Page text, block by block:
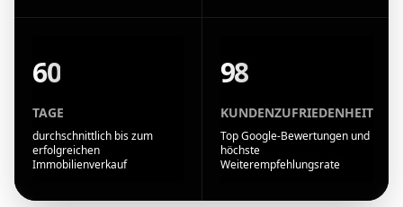
60
TAGE
durchschnittlich bis zum
erfolgreichen
Immobilienverkauf
98
KUNDENZUFRIEDENHEIT
Top Google-Bewertungen und
höchste
Weiterempfehlungsrate